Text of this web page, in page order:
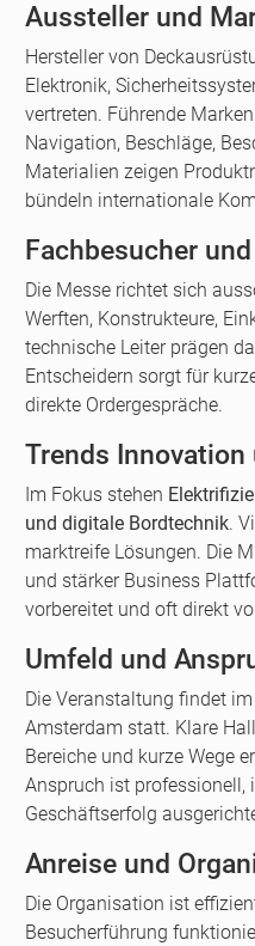
Aussteller und
Hersteller von
Elektronik,
vertreten. Führende
Navigation, Beschläge,
Materialien zeigen
bündeln internationale
Fachbesucher
Die Messe richtet sich
Werften, Konstrukteure,
technische Leiter prägen
Entscheidern sorgt für
direkte Ordergespräche.
Trends
Im Fokus stehen
und digitale Bordtechnik.
marktreife Lösungen. Die
und stärker Business
vorbereitet und oft direkt
Umfeld und
Die Veranstaltung findet
Amsterdam statt. Klare
Bereiche und kurze Wege
Anspruch ist
Geschäftserfolg
Anreise und
Die Organisation ist
Besucherführung